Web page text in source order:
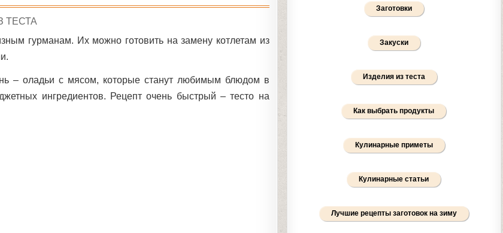
ТЕСТА
гурманам. Их можно готовить на замену котлетам из
– оладьи с мясом, которые станут любимым блюдом в
ингредиентов. Рецепт очень быстрый – тесто на
Заготовки
Закуски
Изделия из теста
Как выбрать продукты
Кулинарные приметы
Кулинарные статьи
Лучшие рецепты заготовок на зиму